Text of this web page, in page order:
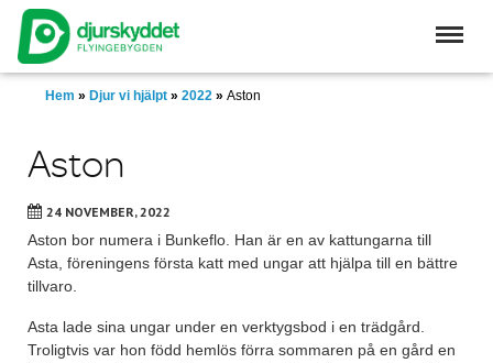
Skip
main
contentHem » Djur vi hjälpt » 2022 » Aston
Aston
24 NOVEMBER, 2022
Aston bor numera i Bunkeflo. Han är en av kattungarna till
Asta, föreningens första katt med ungar att hjälpa till en bättre
tillvaro.
Asta lade sina ungar under en verktygsbod i en trädgård.
Troligtvis var hon född hemlös förra sommaren på en gård en